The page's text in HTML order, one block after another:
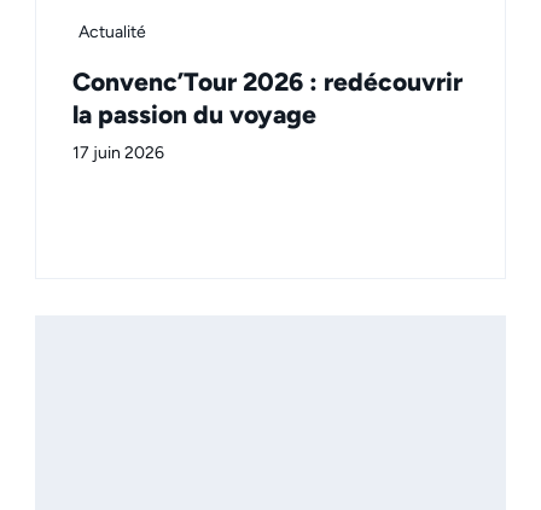
Actualité
Convenc’Tour 2026 : redécouvrir
la passion du voyage
17 juin 2026